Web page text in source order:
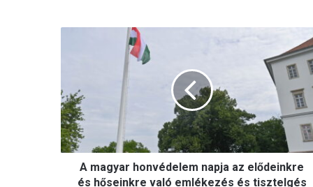
y
a
r
h
o
A magyar honvédelem napja az elődeinkre
és hőseinkre való emlékezés és tisztelgés